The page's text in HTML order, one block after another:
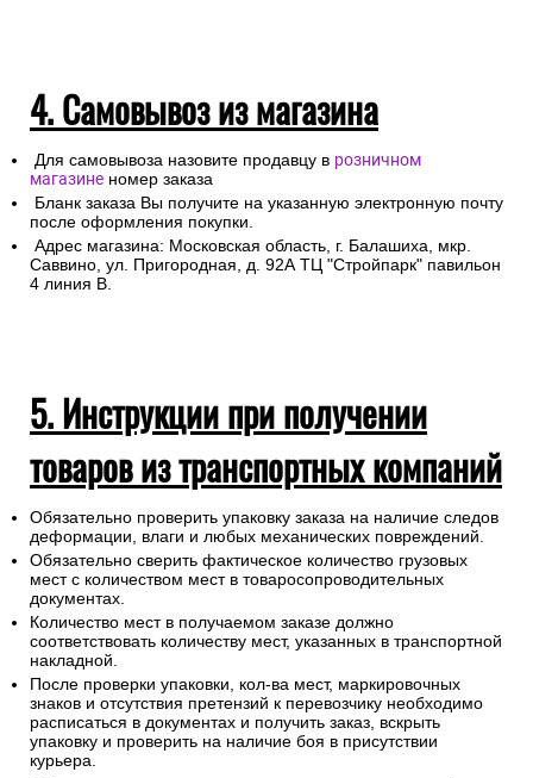
4. Самовывоз из магазина
Для самовывоза назовите продавцу в розничном
магазине номер заказа
Бланк заказа Вы получите на указанную электронную почту
после оформления покупки.
Адрес магазина: Московская область, г. Балашиха, мкр.
Саввино, ул. Пригородная, д. 92А ТЦ "Стройпарк" павильон
4 линия В.
5. Инструкции при получении
товаров из транспортных компаний
Обязательно проверить упаковку заказа на наличие следов
деформации, влаги и любых механических повреждений.
Обязательно сверить фактическое количество грузовых
мест с количеством мест в товаросопроводительных
документах.
Количество мест в получаемом заказе должно
соответствовать количеству мест, указанных в транспортной
накладной.
После проверки упаковки, кол-ва мест, маркировочных
знаков и отсутствия претензий к перевозчику необходимо
расписаться в документах и получить заказ, вскрыть
упаковку и проверить на наличие боя в присутствии
курьера.